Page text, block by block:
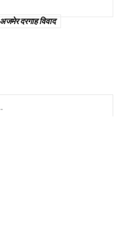
अजमेर दरगाह विवाद